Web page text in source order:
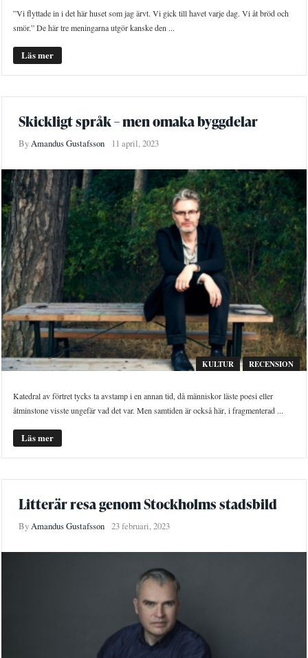
”Vi flyttade in i det här huset som jag ärvt. Vi gick till havet varje dag. Vi åt bröd och
smör.” De här tre meningarna utgör kanske den ...
Läs mer
Skickligt språk – men omaka byggdelar
ByAmandus Gustafsson 11 april, 2023
KULTUR RECENSION
Katedral av förtret tycks ta avstamp i en annan tid, då människor läste poesi eller
åtminstone visste ungefär vad det var. Men samtiden är också här, i fragmenterad ...
Läs mer
Litterär resa genom Stockholms stadsbild
ByAmandus Gustafsson 23 februari, 2023